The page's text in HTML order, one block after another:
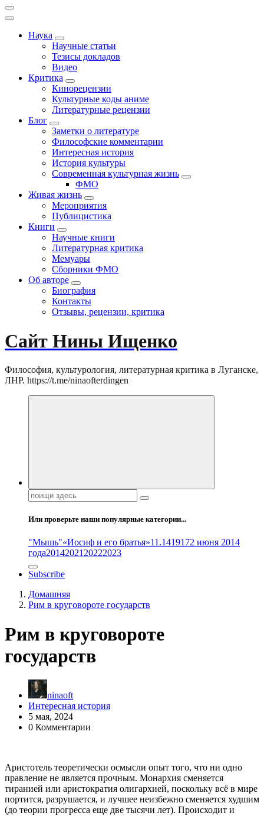
Наука
Научные статьи
Тезисы докладов
Видео
Критика
Кинорецензии
Культурные коды аниме
Литературные рецензии
Блог
Заметки о литературе
Философские комментарии
Интересная история
История культуры
Современная культурная жизнь
ФМО
Живая жизнь
Мероприятия
Публицистика
Книги
Научные книги
Литературная критика
Мемуары
Сборники ФМО
Об авторе
Биография
Контакты
Отзывы, рецензии, критика
Сайт Нины Ищенко
Философия, культурология, литературная критика в Луганске,
ЛНР. https://t.me/ninaofterdingen
Поиск:
Или проверьте наши популярные категории...
"Мышь"«Иосиф и его братья»11.1419172 июня 2014
года2014202120222023
Subscribe
Домашняя
Рим в круговороте государств
Рим в круговороте
государств
ninaoft
Интересная история
5 мая, 2024
0 Комментарии
Аристотель теоретически осмысли опыт того, что ни одно
правление не является прочным. Монархия сменяется
тиранией или аристократия олигархией, поскольку всё в мире
портится, разрушается, и лучшее неизбежно сменяется худшим
(до теории прогресса еще две тысячи лет). Происходит и